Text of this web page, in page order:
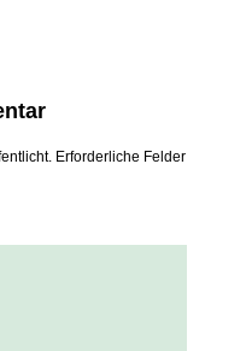
Erforderliche Felder